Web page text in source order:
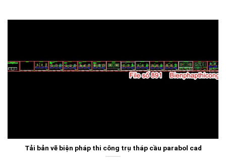
Tải bản vẽ biện pháp thi công trụ tháp cầu parabol cad